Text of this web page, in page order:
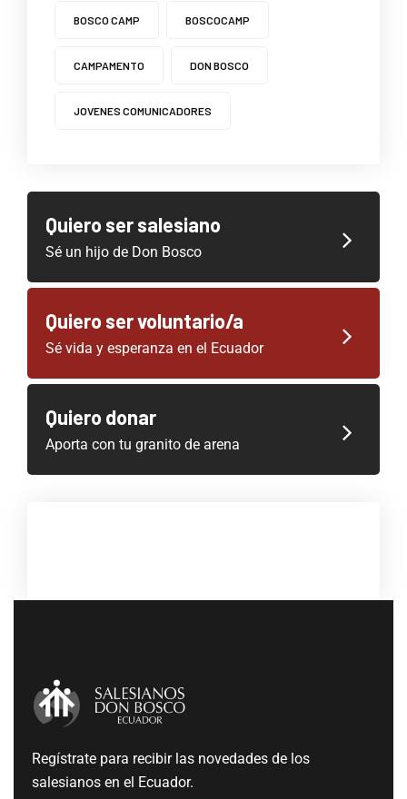
BOSCO CAMP BOSCOCAMP
CAMPAMENTO DON BOSCO
JOVENES COMUNICADORES
Quiero ser salesiano
Sé un hijo de Don Bosco
Quiero ser voluntario/a
Sé vida y esperanza en el Ecuador
Quiero donar
Aporta con tu granito de arena
Regístrate para recibir las novedades de los
salesianos en el Ecuador.